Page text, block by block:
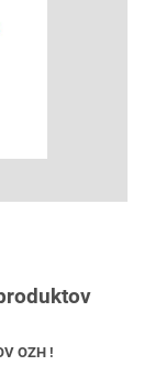
OZH !